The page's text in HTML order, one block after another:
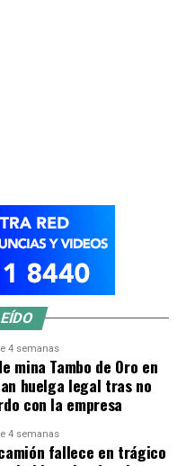
4 semanas
mina Tambo de Oro en
huelga legal tras no
con la empresa
4 semanas
fallece en trágico